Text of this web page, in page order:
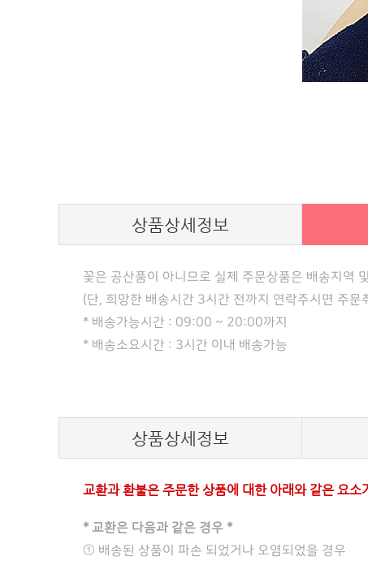
상품상세정보
꽃은 공산품이 아니므로 실제 주문상품은 배송지역
(단, 희망한 배송시간 3시간 전까지 연락주시면 주문
* 배송가능시간 : 09:00 ~ 20:00까지
* 배송소요시간 : 3시간 이내 배송가능
상품상세정보
교환과 환불은 주문한 상품에 대한 아래와 같은 요
* 교환은 다음과 같은 경우 *
① 배송된 상품이 파손 되었거나 오염되었을 경우